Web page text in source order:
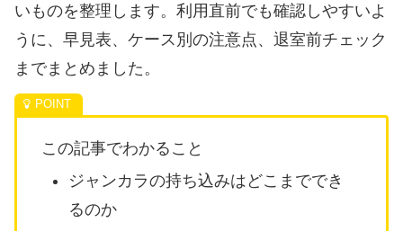
いものを整理します。利用直前でも確認しやすいよ
うに、早見表、ケース別の注意点、退室前チェック
までまとめました。
この記事でわかること
ジャンカラの持ち込みはどこまででき
るのか